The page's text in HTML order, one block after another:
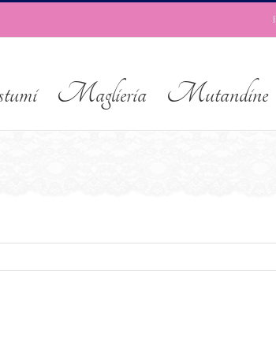
Maglieria Mutandine